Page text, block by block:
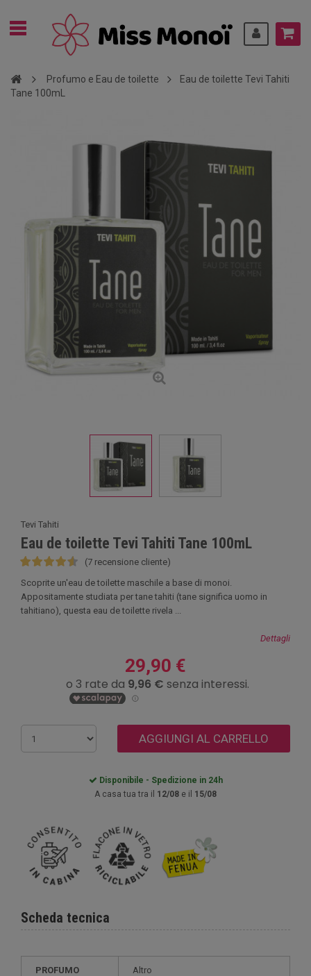
Profumo e Eau de toilette
Eau de toilette Tevi Tahiti
Tane 100mL
Tevi Tahiti
Eau de toilette Tevi Tahiti Tane 100mL
(7 recensione cliente)
Scoprite un'eau de toilette maschile a base di monoi.
Appositamente studiata per tane tahiti (tane significa uomo in
tahitiano), questa eau de toilette rivela ...
Dettagli
29,90 €
AGGIUNGI AL CARRELLO
Disponibile - Spedizione in 24h
A casa tua tra il 12/08 e il 15/08
Scheda tecnica
PROFUMO Altro